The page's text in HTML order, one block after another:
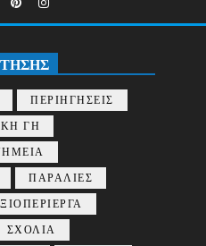
ΠΕΡΙΗΓΗΣΕΙΣ
ΓΗ
ΠΑΡΑΛΙΕΣ
ΣΧΟΛΙΑ